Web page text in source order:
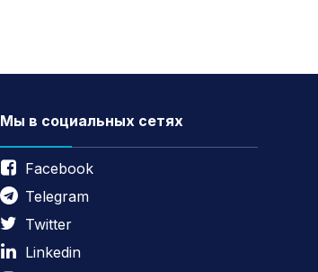
Мы в социальных сетях
Facebook
Telegram
Twitter
Linkedin